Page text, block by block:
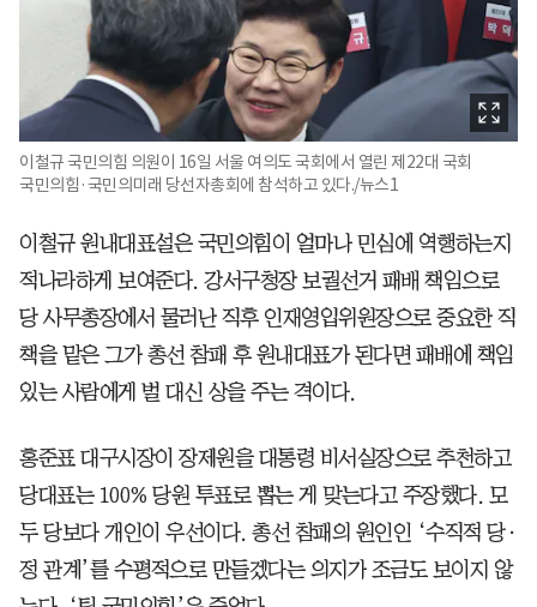
이철규 국민의힘 의원이 16일 서울 여의도 국회에서 열린 제22대 국회
국민의힘·국민의미래 당선자총회에 참석하고 있다./뉴스1
이철규 원내대표설은 국민의힘이 얼마나 민심에 역행하는지
적나라하게 보여준다. 강서구청장 보궐선거 패배 책임으로
당 사무총장에서 물러난 직후 인재영입위원장으로 중요한 직
책을 맡은 그가 총선 참패 후 원내대표가 된다면 패배에 책임
있는 사람에게 벌 대신 상을 주는 격이다.
홍준표 대구시장이 장제원을 대통령 비서실장으로 추천하고
당대표는 100% 당원 투표로 뽑는 게 맞는다고 주장했다. 모
두 당보다 개인이 우선이다. 총선 참패의 원인인 ‘수직적 당·
정 관계’를 수평적으로 만들겠다는 의지가 조금도 보이지 않